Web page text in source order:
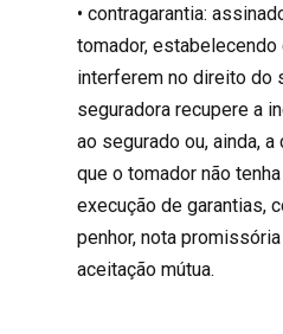
• contragarantia:
tomador, estabelecendo
interferem no direito do
seguradora recupere a
ao segurado ou, ainda,
que o tomador não
execução de garantias,
penhor, nota
aceitação mútua.